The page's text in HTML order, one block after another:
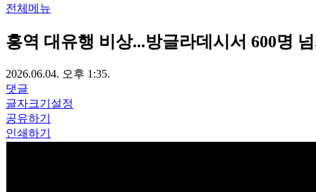
전체메뉴
홍역 대유행 비상...방글라데시서 600명
2026.06.04. 오후 1:35.
댓글
글자크기설정
공유하기
인쇄하기